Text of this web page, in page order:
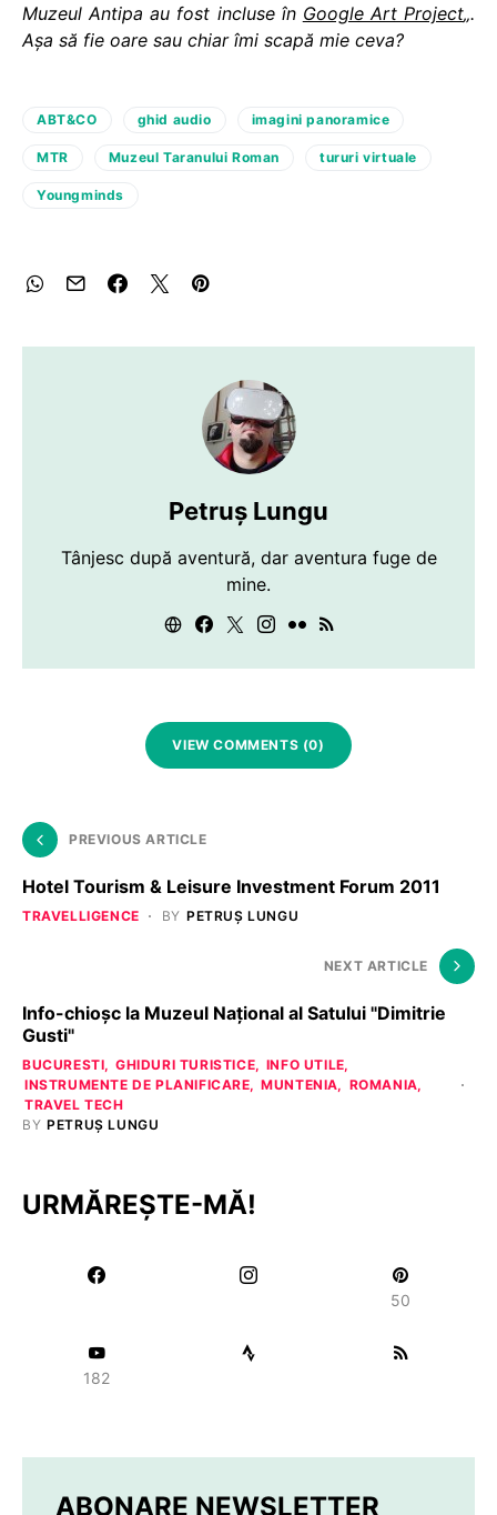
Muzeul Antipa au fost incluse în Google Art Project„.
Așa să fie oare sau chiar îmi scapă mie ceva?
ABT&CO ghid audio imagini panoramice
MTR Muzeul Taranului Roman tururi virtuale
Youngminds
Petruș Lungu
Tânjesc după aventură, dar aventura fuge de
mine.
VIEW COMMENTS (0)
PREVIOUS ARTICLE
Hotel Tourism & Leisure Investment Forum 2011
TRAVELLIGENCE BY PETRUȘ LUNGU
NEXT ARTICLE
Info-chioşc la Muzeul Naţional al Satului "Dimitrie
Gusti"
BUCURESTI GHIDURI TURISTICE
INFO UTILE
INSTRUMENTE DE PLANIFICARE
MUNTENIA
ROMANIA
TRAVEL TECH
BY PETRUȘ LUNGU
URMĂREȘTE-MĂ!
50
182
ABONARE NEWSLETTER